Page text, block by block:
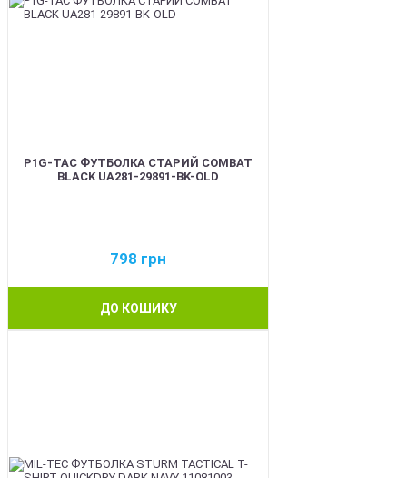
P1G-TAC ФУТБОЛКА СТАРИЙ COMBAT
BLACK UA281-29891-BK-OLD
798 грн
ДО КОШИКУ